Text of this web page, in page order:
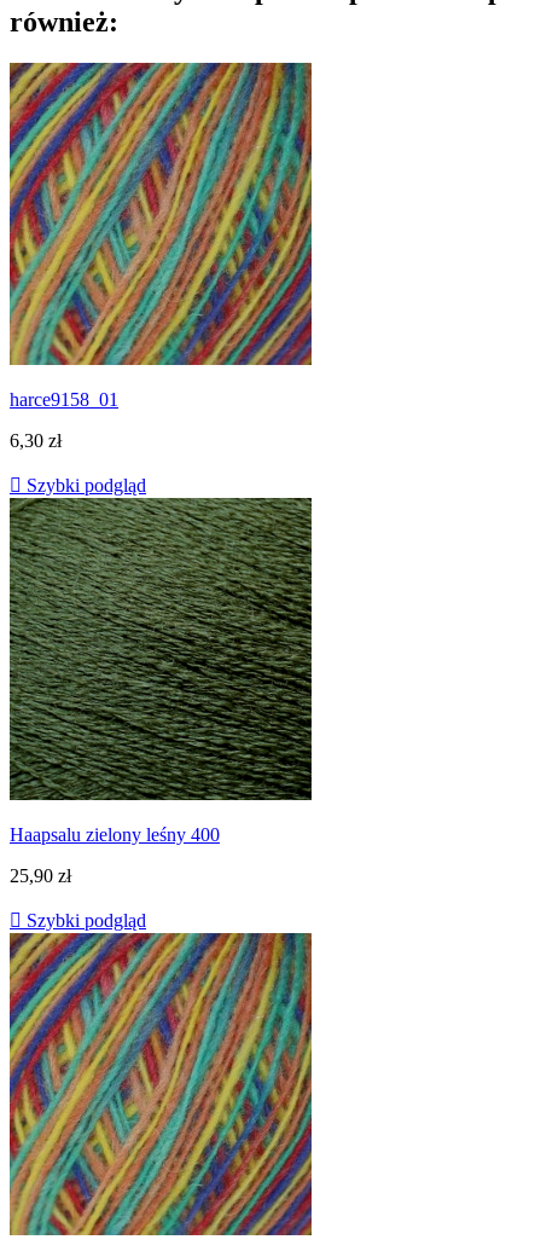
również:
harce9158_01
6,30 zł
 Szybki podgląd
Haapsalu zielony leśny 400
25,90 zł
 Szybki podgląd